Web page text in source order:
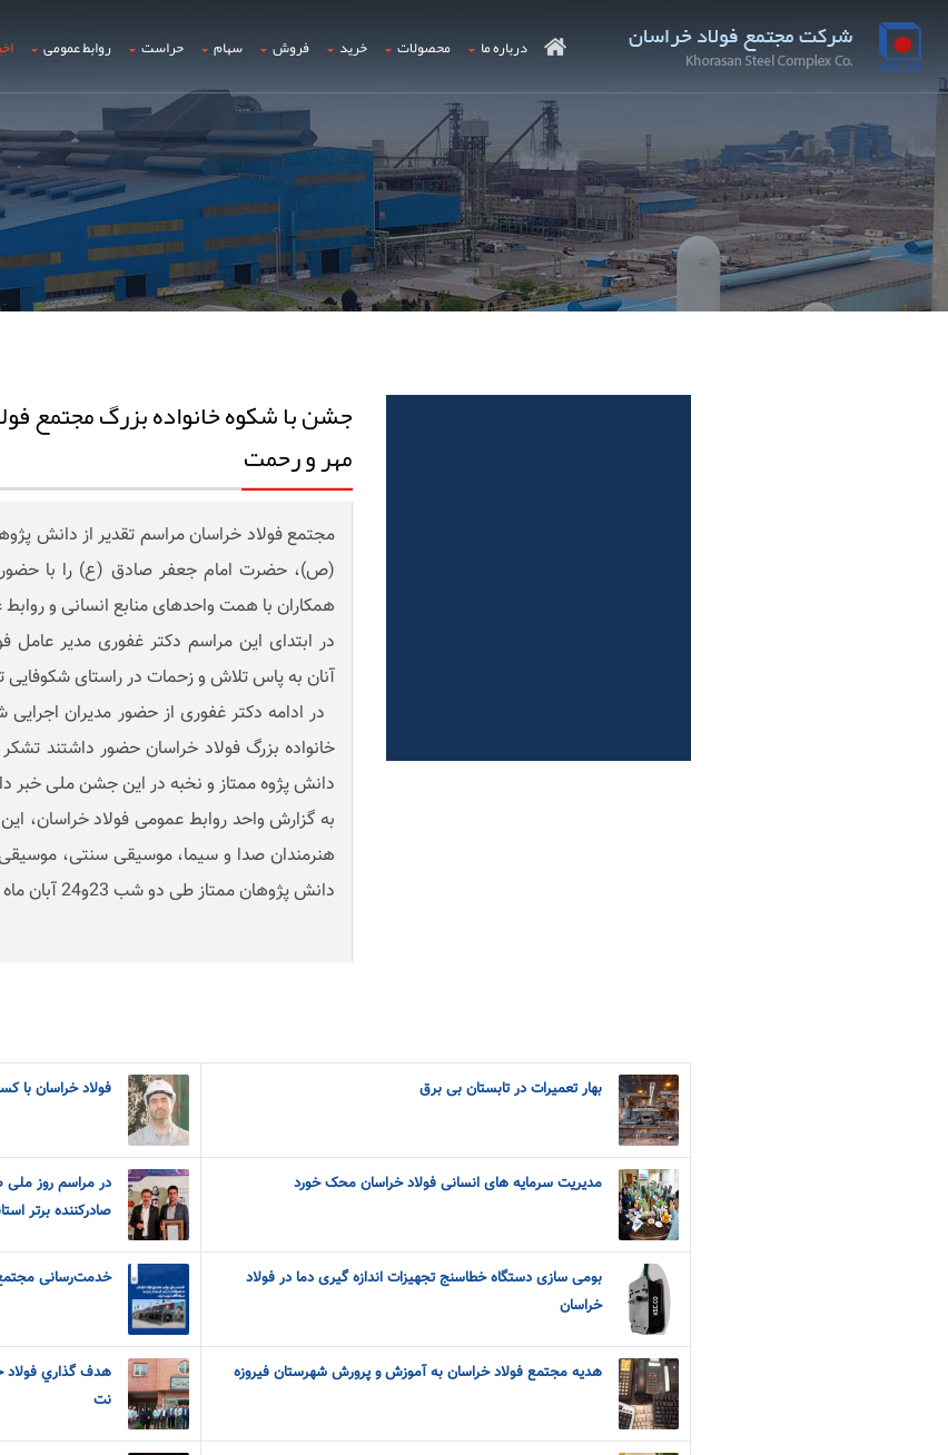
درباره ما محصولات خرید فروش سهام حراست روابط عمومی
جشن با شکوه خانواده بزرگ مجتمع
مهر و رحمت
مجتمع فولاد خراسان مراسم تقدیر از دانش
همکاران با همت واحدهای منابع انسانی و روابط
در ابتدای این مراسم دکتر غفوری مدیر عامل
آنان به پاس تلاش و زحمات در راستای شکوفایی
در ادامه دکتر غفوری از حضور مدیران
دانش پژوه ممتاز و نخبه در این جشن ملی خبر
به گزارش واحد روابط عمومی فولاد خراسان،
هنرمندان صدا و سیما، موسیقی سنتی، موسیقی
دانش پژوهان ممتاز طی دو شب 23و24 آبان ماه همراه بود.
بهار تعمیرات در تابستان بی برق فولاد خراسان با
مدیریت سرمایه های انسانی فولاد خراسان محک خورد
در مراسم روز ملی
صادرکننده برتر
بومی سازی دستگاه خطاسنج تجهیزات اندازه گیری دما در فولاد
خراسان
خدمت‌رسانی
هدیه مجتمع فولاد خراسان به آموزش و پرورش شهرستان فیروزه
نت